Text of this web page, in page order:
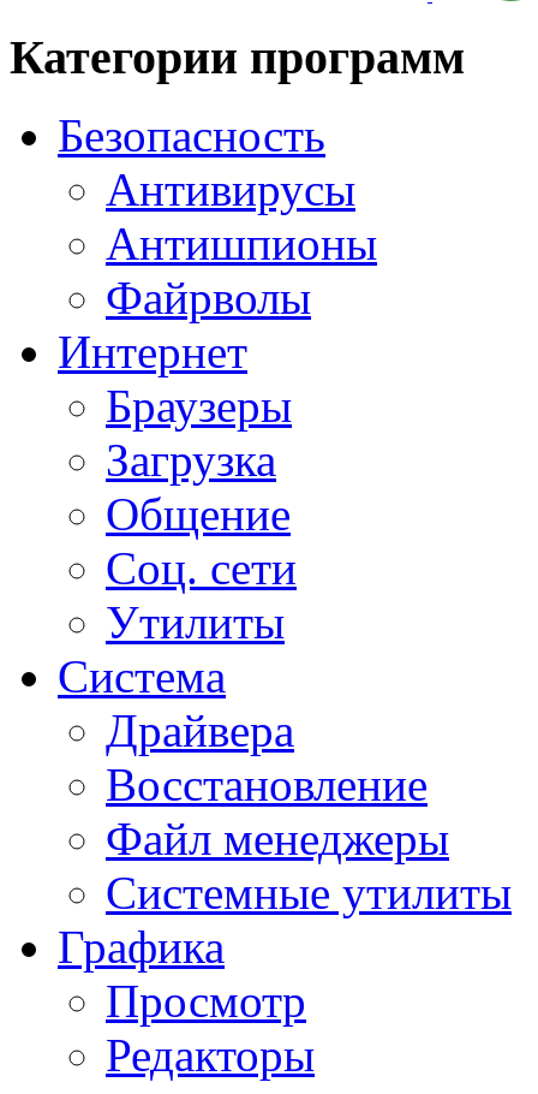
Категории программ
Безопасность
Антивирусы
Антишпионы
Файрволы
Интернет
Браузеры
Загрузка
Общение
Соц. сети
Утилиты
Система
Драйвера
Восстановление
Файл менеджеры
Системные утилиты
Графика
Просмотр
Редакторы